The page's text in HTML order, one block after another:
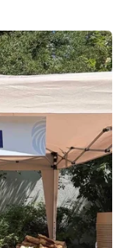
nghi là phần
cho biết trong số